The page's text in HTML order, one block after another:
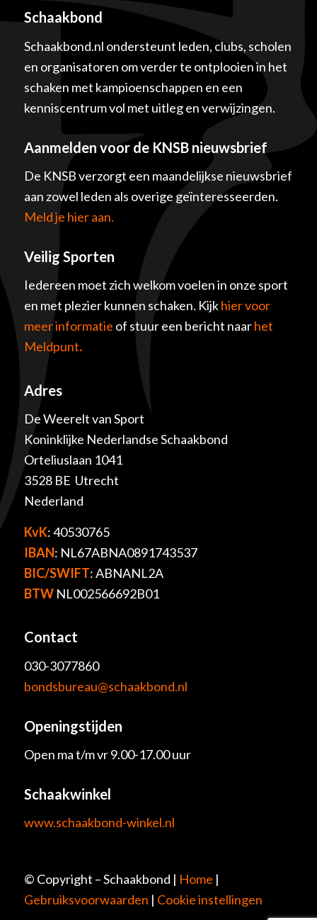
Schaakbond
Schaakbond.nl ondersteunt leden, clubs, scholen
en organisatoren om verder te ontplooien in het
schaken met kampioenschappen en een
kenniscentrum vol met uitleg en verwijzingen.
Aanmelden voor de KNSB nieuwsbrief
De KNSB verzorgt een maandelijkse nieuwsbrief
aan zowel leden als overige geïnteresseerden.
Meld je hier aan.
Veilig Sporten
Iedereen moet zich welkom voelen in onze sport
en met plezier kunnen schaken. Kijkhier voor
meer informatie of stuur een bericht naarhet
Meldpunt.
Adres
De Weerelt van Sport
Koninklijke Nederlandse Schaakbond
Orteliuslaan 1041
3528 BE Utrecht
Nederland
KvK: 40530765
IBAN: NL67ABNA0891743537
BIC/SWIFT: ABNANL2A
BTWNL002566692B01
Contact
030-3077860
bondsbureau@schaakbond.nl
Openingstijden
Open ma t/m vr 9.00-17.00 uur
Schaakwinkel
www.schaakbond-winkel.nl
© Copyright – Schaakbond | Home |
Gebruiksvoorwaarden | Cookie instellingen